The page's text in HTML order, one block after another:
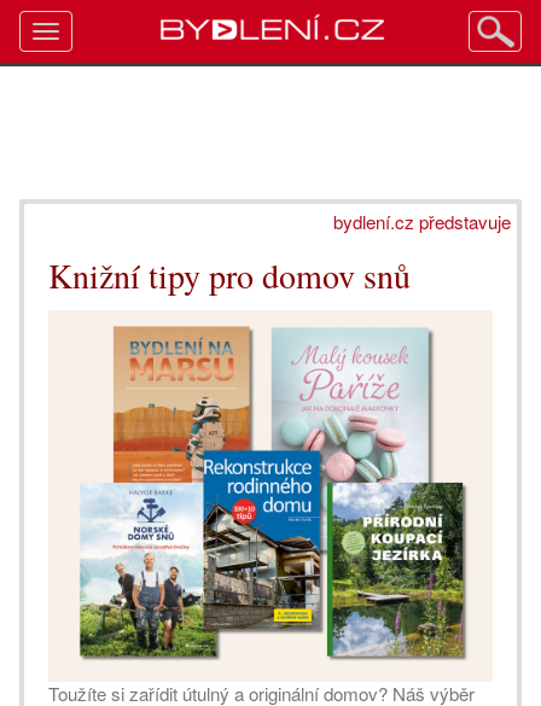
bydlení.cz představuje
Knižní tipy pro domov snů
Toužíte si zařídit útulný a originální domov? Náš výběr
Toggle
navigation